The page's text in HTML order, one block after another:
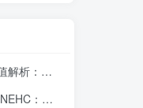
风险与机遇
否续写神话？